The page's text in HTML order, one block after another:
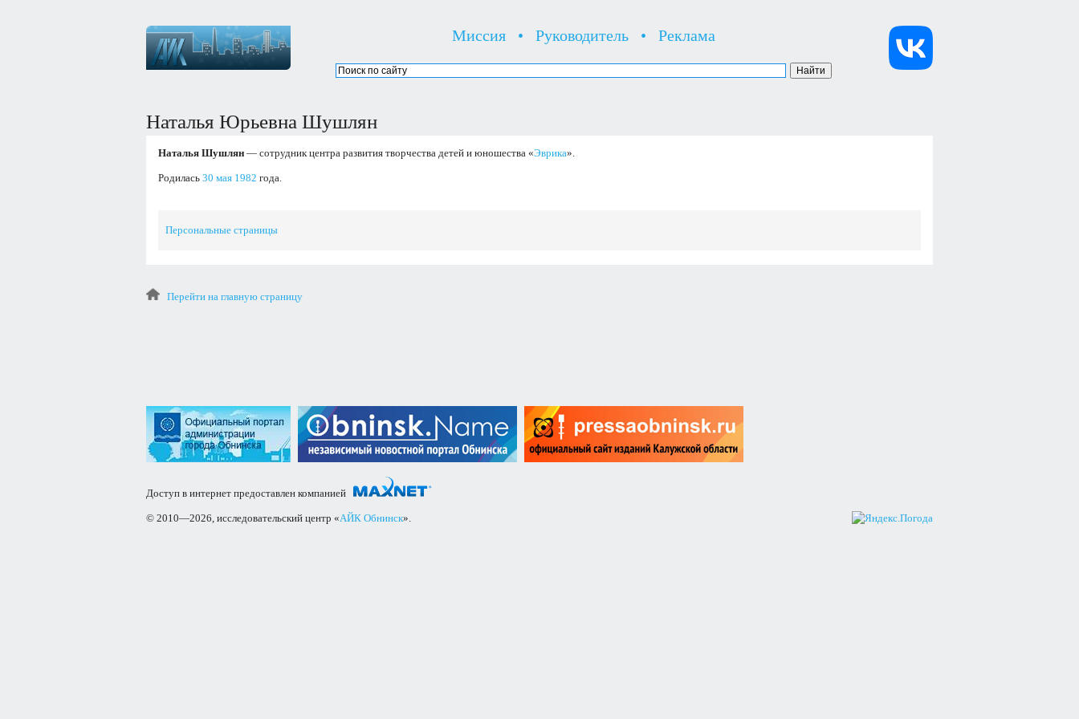
Миссия • Руководитель • Реклама
Наталья Юрьевна Шушлян
Наталья Шушлян — сотрудник центра развития творчества детей и юношества «Эврика».
Родилась 30 мая 1982 года.
Персональные страницы
Перейти на главную страницу
Доступ в интернет предоставлен компанией
© 2010—2026, исследовательский центр «АЙК Обнинск».